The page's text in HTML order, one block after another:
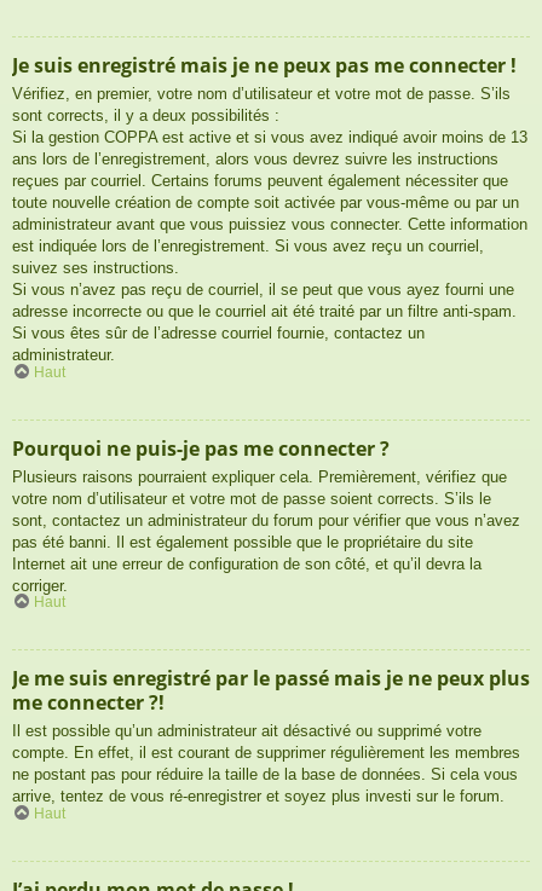
Je suis enregistré mais je ne peux pas me connecter !
Vérifiez, en premier, votre nom d’utilisateur et votre mot de passe. S’ils
sont corrects, il y a deux possibilités :
Si la gestion COPPA est active et si vous avez indiqué avoir moins de 13
ans lors de l’enregistrement, alors vous devrez suivre les instructions
reçues par courriel. Certains forums peuvent également nécessiter que
toute nouvelle création de compte soit activée par vous-même ou par un
administrateur avant que vous puissiez vous connecter. Cette information
est indiquée lors de l’enregistrement. Si vous avez reçu un courriel,
suivez ses instructions.
Si vous n’avez pas reçu de courriel, il se peut que vous ayez fourni une
adresse incorrecte ou que le courriel ait été traité par un filtre anti-spam.
Si vous êtes sûr de l’adresse courriel fournie, contactez un
administrateur.
Haut
Pourquoi ne puis-je pas me connecter ?
Plusieurs raisons pourraient expliquer cela. Premièrement, vérifiez que
votre nom d’utilisateur et votre mot de passe soient corrects. S’ils le
sont, contactez un administrateur du forum pour vérifier que vous n’avez
pas été banni. Il est également possible que le propriétaire du site
Internet ait une erreur de configuration de son côté, et qu’il devra la
corriger.
Haut
Je me suis enregistré par le passé mais je ne peux plus
me connecter ?!
Il est possible qu’un administrateur ait désactivé ou supprimé votre
compte. En effet, il est courant de supprimer régulièrement les membres
ne postant pas pour réduire la taille de la base de données. Si cela vous
arrive, tentez de vous ré-enregistrer et soyez plus investi sur le forum.
Haut